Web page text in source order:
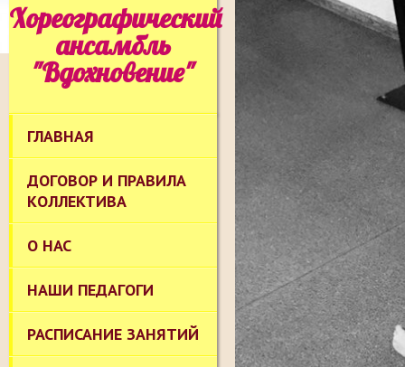
Хореографический
ансамбль
"Вдохновение"
ГЛАВНАЯ
ДОГОВОР И ПРАВИЛА
КОЛЛЕКТИВА
О НАС
НАШИ ПЕДАГОГИ
РАСПИСАНИЕ ЗАНЯТИЙ